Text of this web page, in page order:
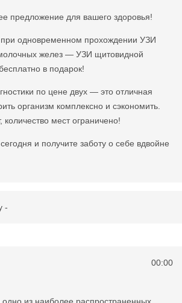
предложение для вашего здоровья!
одновременном прохождении УЗИ
желез — УЗИ щитовидной
в подарок!
по цене двух — это отличная
организм комплексно и сэкономить.
количество мест ограничено!
и получите заботу о себе вдвойне
-
00:00